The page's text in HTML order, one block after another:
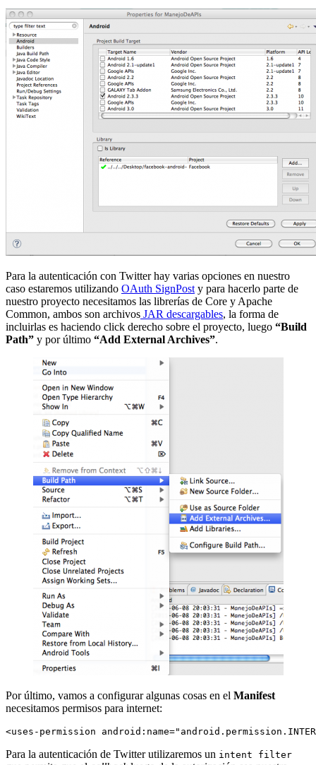
Para la autenticación con Twitter hay varias opciones en nuestro
caso estaremos utilizando OAuth SignPost y para hacerlo parte de
nuestro proyecto necesitamos las librerías de Core y Apache
Common, ambos son archivos JAR descargables, la forma de
incluirlas es haciendo click derecho sobre el proyecto, luego “Build
Path” y por último “Add External Archives”.
Por último, vamos a configurar algunas cosas en el Manifest
necesitamos permisos para internet:
Para la autenticación de Twitter utilizaremos un intent filter